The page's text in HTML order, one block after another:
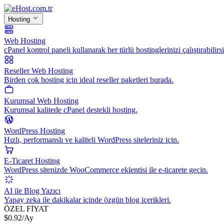
Hosting
Web Hosting
cPanel kontrol paneli kullanarak her türlü hostinglerinizi
Reseller Web Hosting
Birden çok hosting için ideal reseller paketleri burada.
Kurumsal Web Hosting
Kurumsal kalitede cPanel destekli hosting.
WordPress Hosting
Hızlı, performanslı ve kaliteli WordPress siteleriniz için.
E-Ticaret Hosting
WordPress sitenizde WooCommerce eklentisi ile e-ticarete geçin.
AI ile Blog Yazıcı
Yapay zeka ile dakikalar içinde özgün blog içerikleri.
ÖZEL FİYAT
$0.92/Ay